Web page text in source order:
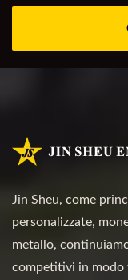
Jin Sheu, come
personalizzate,
metallo,
competitivi in modo